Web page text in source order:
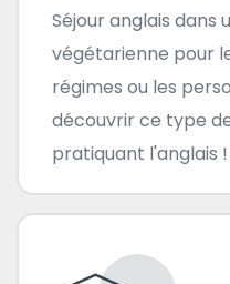
Séjour anglais dans
végétarienne pour
régimes ou les
découvrir ce type
pratiquant l'anglais !